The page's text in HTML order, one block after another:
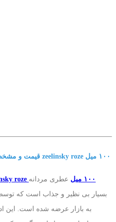
قیمت و مشخصات ادکلن زلینسکی رز جسیکاتوین zeelinsky roze ١٠٠ میل
ادکلن زلینسکی رز جسیکاتوین zeelinsky roze ١٠٠ میل
عطری مردانه
بسیار بی نظیر و جذاب است که
به بازار عرضه شده است. این